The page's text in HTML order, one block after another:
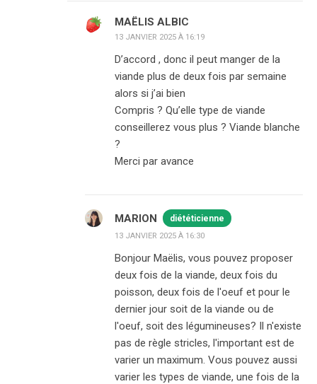
MAËLIS ALBIC
13 JANVIER 2025 À 16:19
D’accord , donc il peut manger de la
viande plus de deux fois par semaine
alors si j’ai bien
Compris ? Qu’elle type de viande
conseillerez vous plus ? Viande blanche
?
Merci par avance
MARION diététicienne
13 JANVIER 2025 À 16:30
Bonjour Maëlis, vous pouvez proposer
deux fois de la viande, deux fois du
poisson, deux fois de l'oeuf et pour le
dernier jour soit de la viande ou de
l'oeuf, soit des légumineuses? Il n'existe
pas de règle stricles, l'important est de
varier un maximum. Vous pouvez aussi
varier les types de viande, une fois de la